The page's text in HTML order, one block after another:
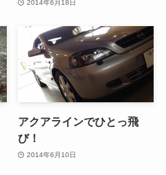
2014年6月18日
アクアラインでひとっ飛
び！
2014年6月10日